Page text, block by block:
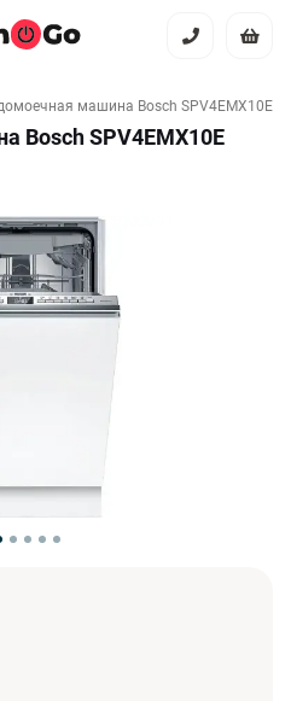
машина Bosch SPV4EMX10E
Bosch SPV4EMX10E